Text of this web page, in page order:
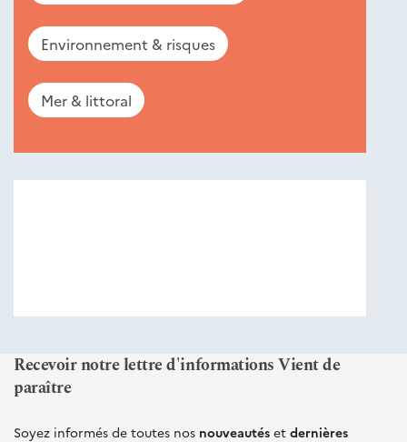
Environnement & risques
Mer & littoral
Recevoir notre lettre d'informations Vient de
paraître
Soyez informés de toutes nos nouveautés et dernières